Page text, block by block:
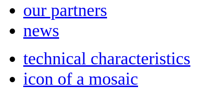
our partners
news
technical characteristics
icon of a mosaic